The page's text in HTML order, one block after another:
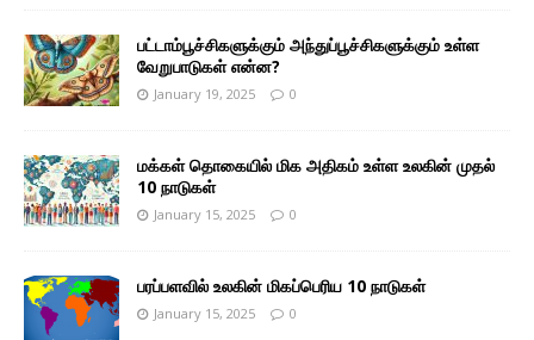
பட்டாம்பூச்சிகளுக்கும் அந்துப்பூச்சிகளுக்கும் உள்ள
வேறுபாடுகள் என்ன?
January 19, 2025 0
மக்கள் தொகையில் மிக அதிகம் உள்ள உலகின் முதல்
10 நாடுகள்
January 15, 2025 0
பரப்பளவில் உலகின் மிகப்பெரிய 10 நாடுகள்
January 15, 2025 0